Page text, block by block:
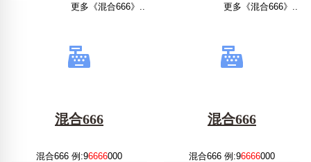
更多《混合666》.. 更多《混合666》..
混合666
混合666 例:96666000
混合666
混合666 例:96666000